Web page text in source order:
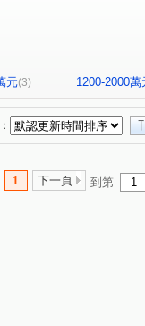
華夏路
領航南路
元(3) 1200-2000萬
1 下一頁 到第